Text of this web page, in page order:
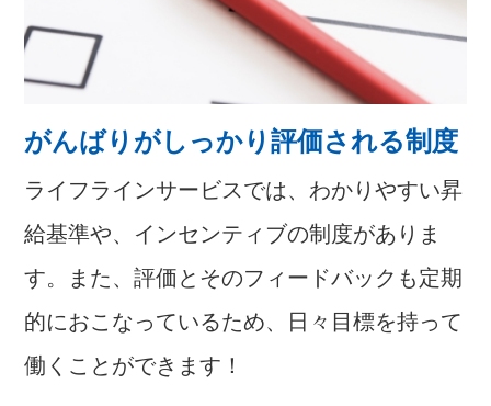
がんばりがしっかり評価される制度
ライフラインサービスでは、わかりやすい昇
給基準や、インセンティブの制度がありま
す。また、評価とそのフィードバックも定期
的におこなっているため、日々目標を持って
働くことができます！